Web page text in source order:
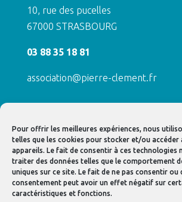
Pour offrir les meilleures expériences, nous
telles que les cookies pour stocker et/ou accéder
appareils. Le fait de consentir à ces technologies
traiter des données telles que le comportement
uniques sur ce site. Le fait de ne pas consentir ou
consentement peut avoir un effet négatif sur
caractéristiques et fonctions.
10, rue des pucelles
67000 STRASBOURG
03 88 35 18 81
association@pierre-clement.fr
CONTACT
LIENS UTILES
NOS PARTENAIRES